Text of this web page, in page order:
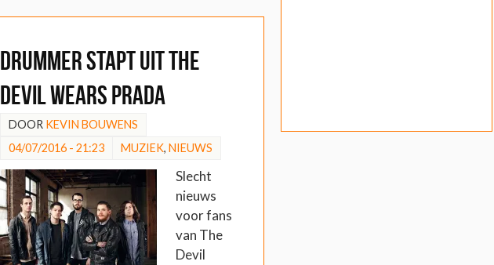
Drummer stapt uit The
Devil Wears Prada
DOOR KEVIN BOUWENS
04/07/2016 - 21:23
MUZIEK, NIEUWS
Slecht
nieuws
voor fans
van The
Devil